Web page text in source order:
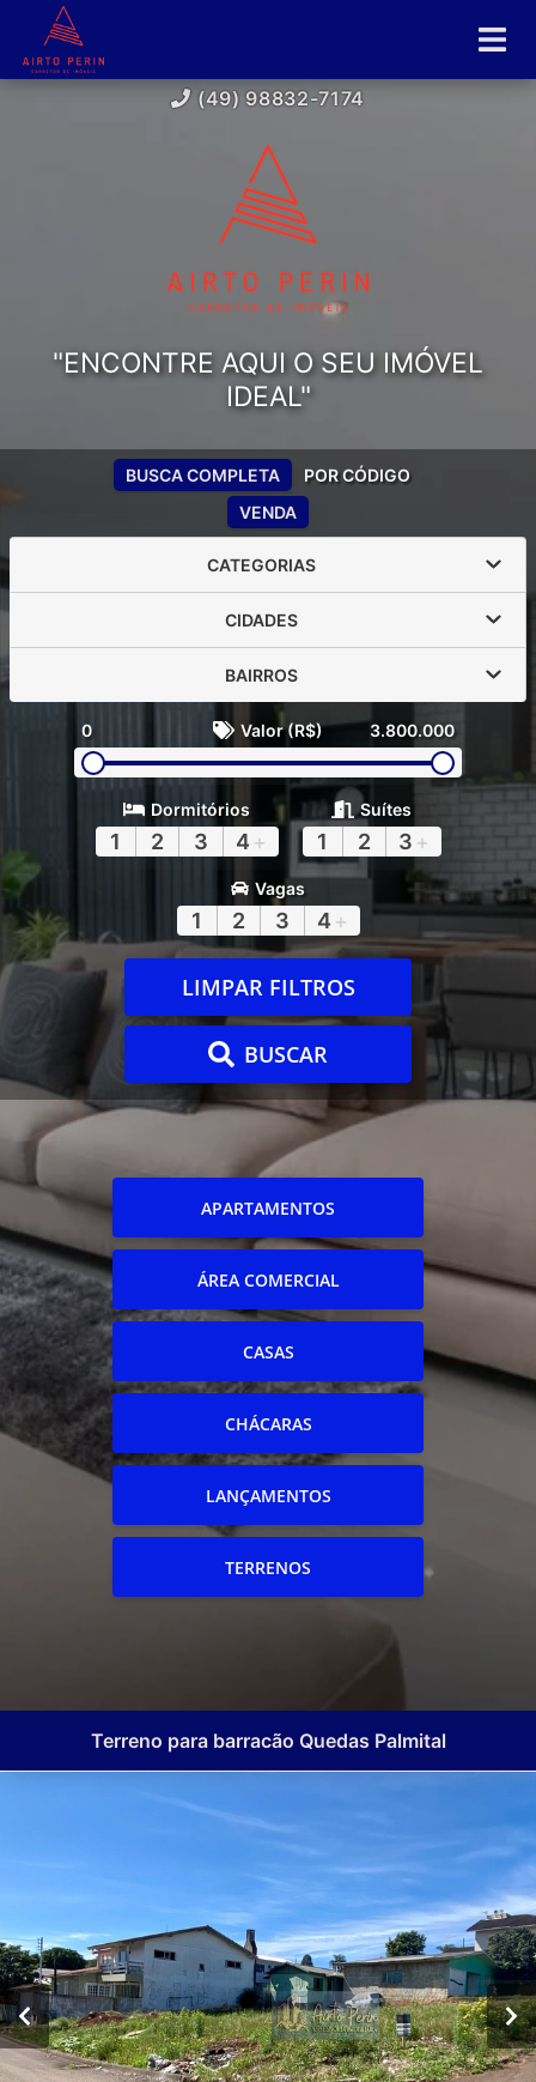
(49) 98832-7174
"ENCONTRE AQUI O SEU IMÓVEL
IDEAL"
VENDA
BUSCA COMPLETA POR CÓDIGO
CATEGORIAS
CIDADES
BAIRROS
0 Valor (R$) 3.800.000
Dormitórios
1 2 3 4 +
Suítes
1 2 3 +
Vagas
1 2 3 4 +
LIMPAR FILTROS
BUSCAR
APARTAMENTOS
ÁREA COMERCIAL
CASAS
CHÁCARAS
LANÇAMENTOS
TERRENOS
Terreno para barracão Quedas Palmital